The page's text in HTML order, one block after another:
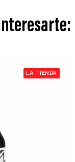
LA TIENDA